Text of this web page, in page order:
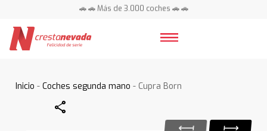
🚗 🚗 Más de 3.000 coches 🚗 🚗
Inicio -Coches segunda mano - Cupra Born
Share